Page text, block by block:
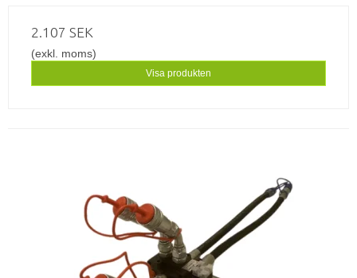
2.107 SEK
(exkl. moms)
Visa produkten